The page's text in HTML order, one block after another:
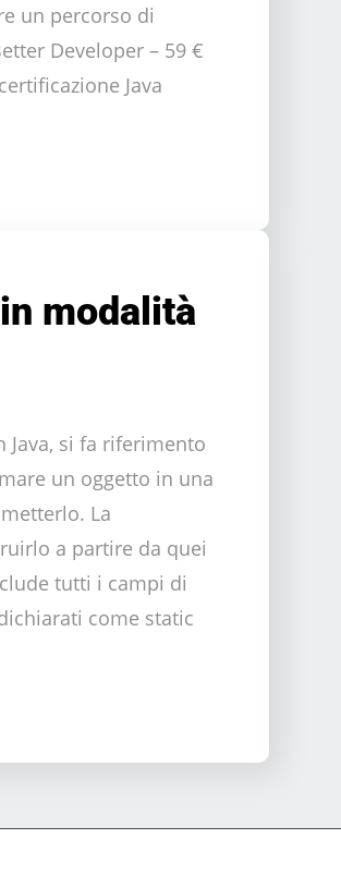
un percorso di
Developer – 59 €
Java
modalità
Java, si fa riferimento
un oggetto in una
La
a partire da quei
tutti i campi di
come static